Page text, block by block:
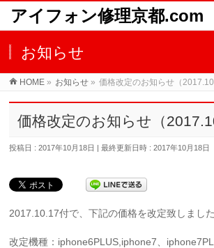
アイフォン修理京都.com
お知らせ
HOME » お知らせ » 価格改定のお知らせ（
価格改定のお知らせ（
投稿日 : 2017年10月18日 最終更新日時 : 2017年10月18日
2017.10.17付で、下記の価格を改定致しました
改定機種：iphone6PLUS,iphone7、